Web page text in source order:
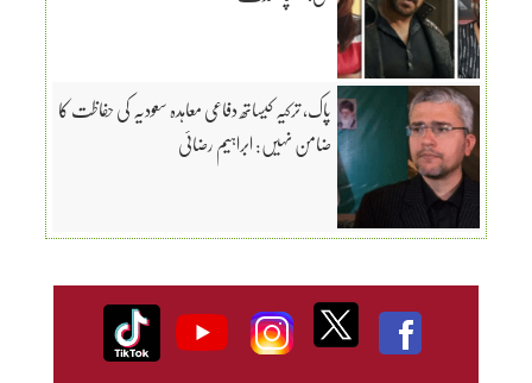
پاک، ترکیہ کیساتھ دفاعی معاہدہ سعودیہ کی حفاظت کا
ضامن نہیں: ابراہیم رضائی